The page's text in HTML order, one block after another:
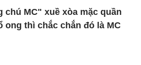
chú MC" xuề xòa mặc quần
ong thì chắc chắn đó là MC